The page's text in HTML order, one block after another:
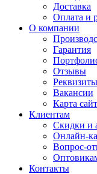
Доставка
Оплата и
О компании
Гарантия
Отзывы
Реквизиты
Вакансии
Карта
Клиентам
Скидки и
Онлайн-
Вопрос-
Контакты